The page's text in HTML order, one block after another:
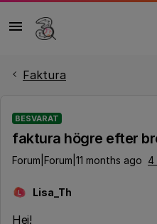
Faktura
BESVARAT
faktura högre efter
Forum|Forum|11 months ago 4
Lisa_Th
Hej!